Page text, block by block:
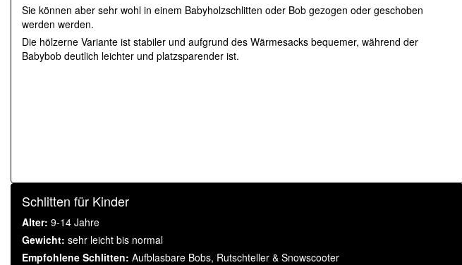
Sie können aber sehr wohl in einem Babyholzschlitten oder Bob gezogen oder geschoben
werden werden.
Die hölzerne Variante ist stabiler und aufgrund des Wärmesacks bequemer, während der
Babybob deutlich leichter und platzsparender ist.
Schlitten für Kinder
Alter: 9-14 Jahre
Gewicht: sehr leicht bis normal
Empfohlene Schlitten: Aufblasbare Bobs, Rutschteller & Snowscooter